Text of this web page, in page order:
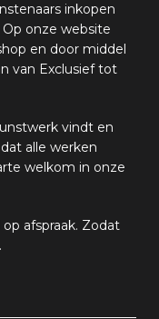
inkopen
onze website
en door middel
van Exclusief tot
vindt en
alle werken
welkom in onze
afspraak. Zodat